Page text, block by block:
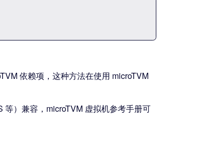
依赖项，这种方法在使用 microTVM
）兼容，microTVM 虚拟机参考手册可